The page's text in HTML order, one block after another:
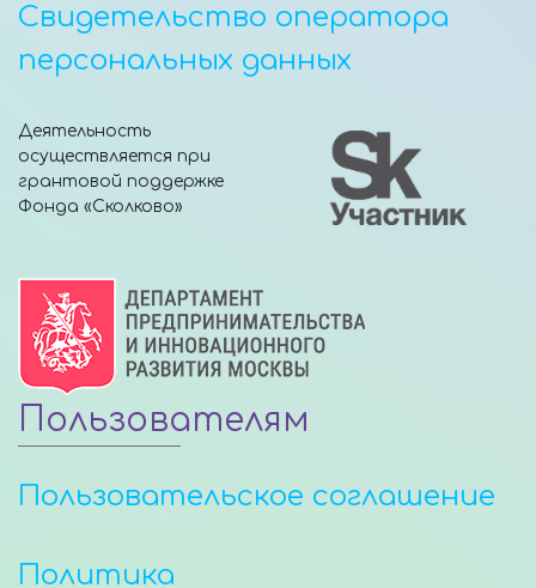
Свидетельство оператора
персональных данных
Деятельность
осуществляется при
грантовой поддержке
Фонда «Сколково»
Пользователям
Пользовательское соглашение
Политика